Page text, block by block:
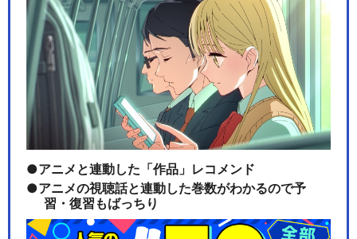
ミュージカル『薄桜鬼』新選
組奇譚
ミュージカル『薄桜鬼』HAK
アニメと連動した「作品」レコメンド
アニメの視聴話と連動した巻数がわかるので予
習・復習もばっちり